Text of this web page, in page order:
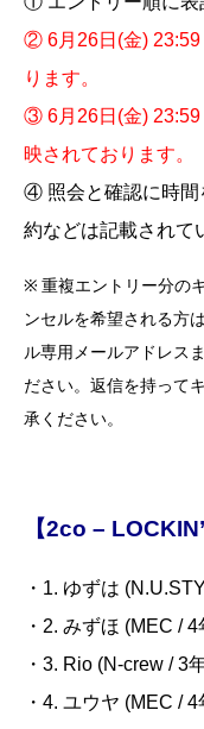
② 6月26日(金) 23:59
ります。
③ 6月26日(金)
映されております。
④ 照会と確認に時間
約などは記載されて
※ 重複エントリー分の
ンセルを希望される方
ル専用メールアドレス
ださい。返信を持って
承ください。
【2co –
・1. ゆずは
・2. みずほ (MEC / 4
・3. Rio (N-crew / 3
・4. ユウヤ (MEC / 4